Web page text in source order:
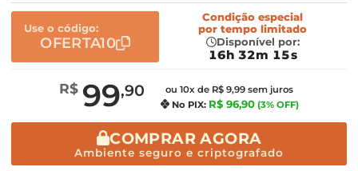
Use o código:
OFERTA10
Condição especial
por tempo limitado
Disponível por:
16h 32m 14s
R$ 99,90
ou 10x de R$ 9,99 sem juros
No PIX: R$ 96,90 (3% OFF)
COMPRAR AGORA
Ambiente seguro e criptografado